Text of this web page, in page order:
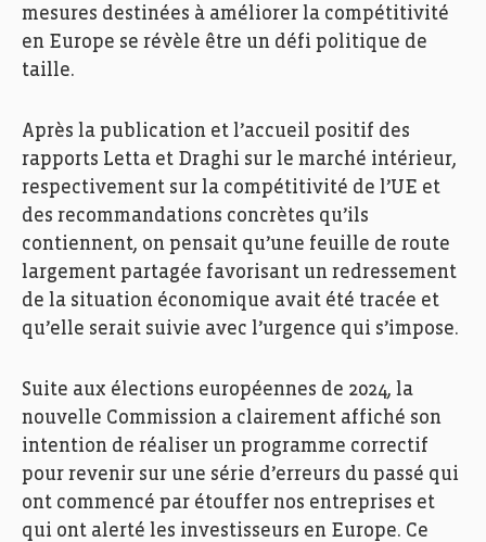
mesures destinées à améliorer la compétitivité
en Europe se révèle être un défi politique de
taille.
Après la publication et l’accueil positif des
rapports Letta et Draghi sur le marché intérieur,
respectivement sur la compétitivité de l’UE et
des recommandations concrètes qu’ils
contiennent, on pensait qu’une feuille de route
largement partagée favorisant un redressement
de la situation économique avait été tracée et
qu’elle serait suivie avec l’urgence qui s’impose.
Suite aux élections européennes de 2024, la
nouvelle Commission a clairement affiché son
intention de réaliser un programme correctif
pour revenir sur une série d’erreurs du passé qui
ont commencé par étouffer nos entreprises et
qui ont alerté les investisseurs en Europe. Ce